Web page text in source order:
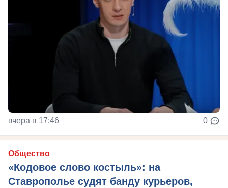
вчера в 17:46 0
Общество
«Кодовое слово костыль»: на
Ставрополье судят банду курьеров,